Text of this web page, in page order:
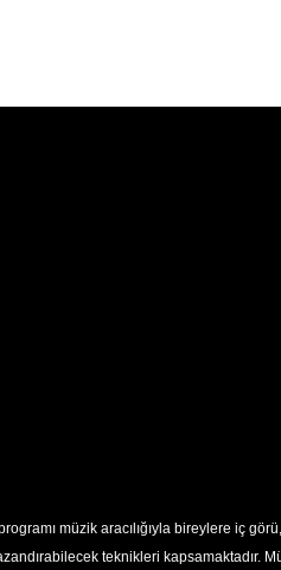
müzik aracılığıyla bireylere iç
teknikleri kapsamaktadır.